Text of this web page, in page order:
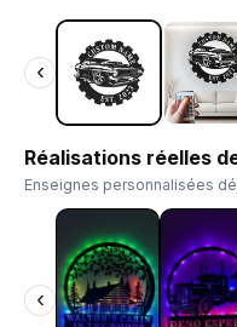
‹
‹
Réalisations réelles
Enseignes personnalisées
‹